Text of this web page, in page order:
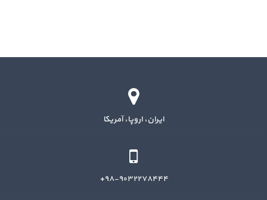
ایران، اروپا، آمریکا
۹۸-۹۰۳۲۲۷۸۴۴۴+